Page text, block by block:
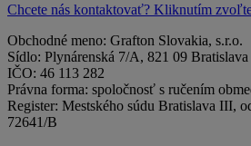
Chcete nás kontaktovať? Kliknutím
Obchodné meno: Grafton Slovakia, s.r.o.
Sídlo: Plynárenská 7/A, 821 09 Bratislava
IČO: 46 113 282
Právna forma: spoločnosť s ručením
Register: Mestského súdu Bratislava III,
72641/B